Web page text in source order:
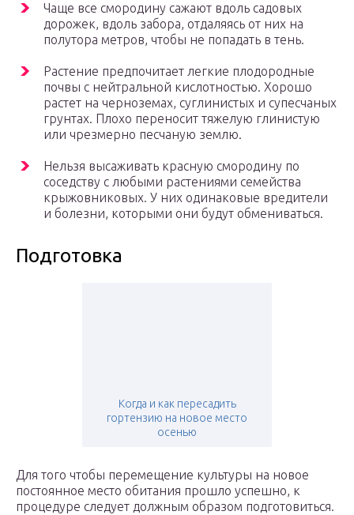
Чаще все смородину сажают вдоль садовых
дорожек, вдоль забора, отдаляясь от них на
полутора метров, чтобы не попадать в тень.
Растение предпочитает легкие плодородные
почвы с нейтральной кислотностью. Хорошо
растет на черноземах, суглинистых и супесчаных
грунтах. Плохо переносит тяжелую глинистую
или чрезмерно песчаную землю.
Нельзя высаживать красную смородину по
соседству с любыми растениями семейства
крыжовниковых. У них одинаковые вредители
и болезни, которыми они будут обмениваться.
Подготовка
Когда и как пересадить
гортензию на новое место
осенью
Для того чтобы перемещение культуры на новое
постоянное место обитания прошло успешно, к
процедуре следует должным образом подготовиться.